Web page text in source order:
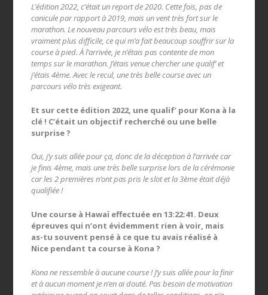
L’édition 2022, c’était un report de 2020. Cette fois, pas de
canicule par rapport à 2019, mais un vent très fort sur le
marathon. Le nouveau parcours vélo est très beau, mais
vraiment plus difficile, ce qui m’a fait beaucoup souffrir sur la
course à pied. À l’arrivée, je n’étais pas contente de mon
temps sur le marathon. J’étais venue chercher une qualif’ et
j’étais 4ème. Avec le recul, une très belle course avec un
parcours vélo très exigeant.
Et sur cette édition 2022, une qualif’ pour Kona à la
clé ! C’était un objectif recherché ou une belle
surprise ?
Oui, j’y suis allée pour ça, donc de la déception à l’arrivée car
je finis 4ème, mais une très belle surprise lors de la cérémonie
car les 2 premières n’ont pas pris le slot et la 3ème était déjà
qualifiée !
Une course à Hawaï effectuée en 13:22:41. Deux
épreuves qui n’ont évidemment rien à voir, mais
as-tu souvent pensé à ce que tu avais réalisé à
Nice pendant ta course à Kona ?
Kona ne ressemble à aucune course ! J’y suis allée pour la finir
et à aucun moment je n’en ai douté. Pas besoin de motivation